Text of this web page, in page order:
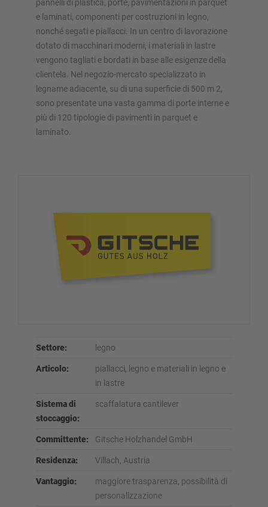
pannelli di plastica, porte, pavimentazioni in parquet
e laminati, componenti per costruzioni in legno,
nonché segati e piallacci. In un centro di lavorazione
dotato di macchinari moderni, i materiali in lastre
vengono tagliati e bordati in base alle esigenze della
clientela. Nel negozio-mercato specializzato in
legname adiacente, su di una superficie di 500 m 2,
sono presentate una vasta gamma di porte interne e
più di 120 tipologie di pavimenti in parquet e
laminato.
Settore: legno
Articolo:
piallacci, legno e materiali in legno e
in lastre
Sistema di
stoccaggio:
scaffalatura cantilever
Committente: Gitsche Holzhandel GmbH
Residenza: Villach, Austria
Vantaggio:
maggiore trasparenza, possibilità di
personalizzazione